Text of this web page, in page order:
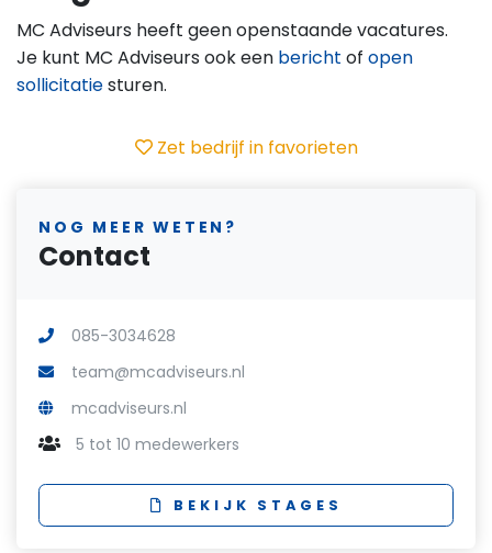
MC Adviseurs heeft geen openstaande vacatures.
Je kunt MC Adviseurs ook een bericht of open
sollicitatiesturen.
Zet bedrijf in favorieten
NOG MEER WETEN?
Contact
085-3034628
team@mcadviseurs.nl
mcadviseurs.nl
5 tot 10 medewerkers
BEKIJK STAGES